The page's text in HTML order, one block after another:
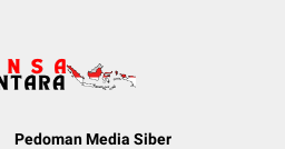
Pedoman Media Siber